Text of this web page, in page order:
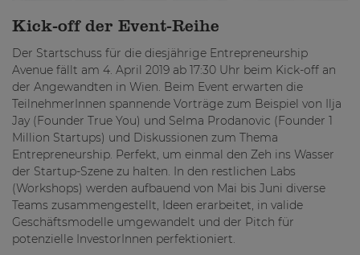
Kick-off der Event-Reihe
Der Startschuss für die diesjährige Entrepreneurship
Avenue fällt am 4. April 2019 ab 17:30 Uhr beim Kick-off an
der Angewandten in Wien. Beim Event erwarten die
TeilnehmerInnen spannende Vorträge zum Beispiel von Ilja
Jay (Founder True You) und Selma Prodanovic (Founder 1
Million Startups) und Diskussionen zum Thema
Entrepreneurship. Perfekt, um einmal den Zeh ins Wasser
der Startup-Szene zu halten. In den restlichen Labs
(Workshops) werden aufbauend von Mai bis Juni diverse
Teams zusammengestellt, Ideen erarbeitet, in valide
Geschäftsmodelle umgewandelt und der Pitch für
potenzielle InvestorInnen perfektioniert.